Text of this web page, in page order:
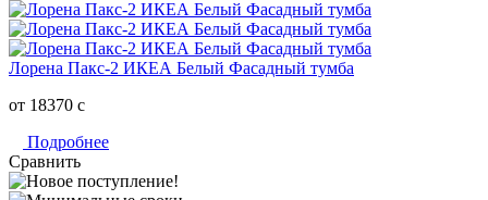
Лорена Пакс-2 ИКЕА Белый Фасадный тумба
от 18370 c
Подробнее
Сравнить